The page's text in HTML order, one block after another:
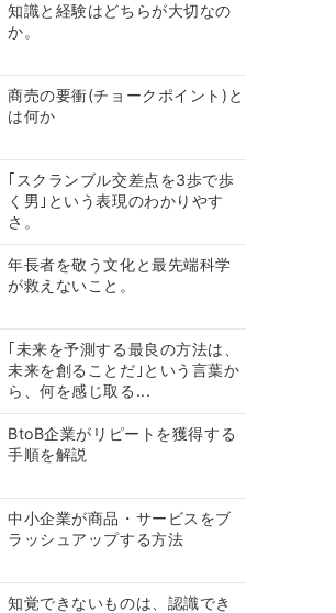
知識と経験はどちらが大切なの
か。
商売の要衝(チョークポイント)と
は何か
｢スクランブル交差点を3歩で歩
く男｣という表現のわかりやす
さ。
年長者を敬う文化と最先端科学
が救えないこと。
｢未来を予測する最良の方法は、
未来を創ることだ｣という言葉か
ら、何を感じ取る...
BtoB企業がリピートを獲得する
手順を解説
中小企業が商品・サービスをブ
ラッシュアップする方法
知覚できないものは、認識でき